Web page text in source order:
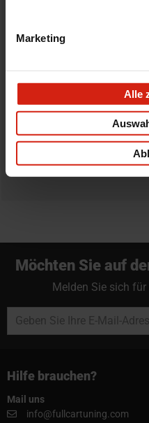
Marketing
Alle
verschickt am
Nicht zufrieden?
Du hast immer
Bestellung zurück
Professioneller
Starte einen
Möchten Sie auf
Melden Sie sich
Hilfe brauchen?
Mail uns
info@fullcartuning.com